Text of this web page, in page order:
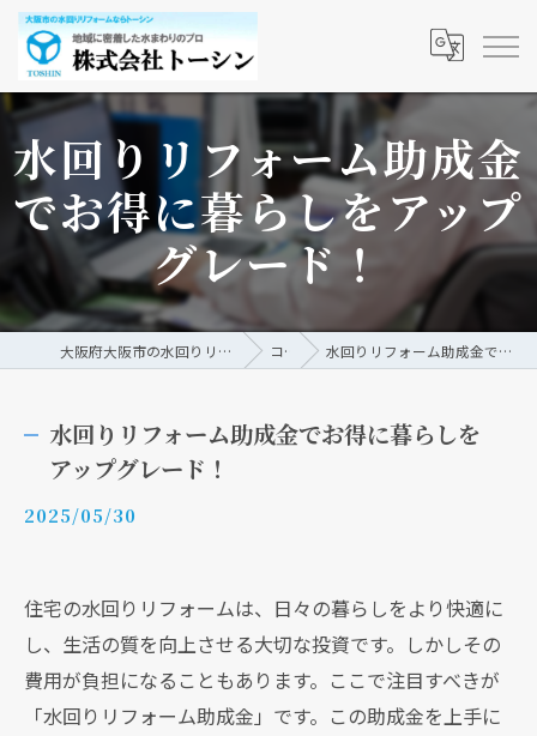
水回りリフォーム助成金
でお得に暮らしをアップ
グレード！
大阪府大阪市の水回りリフォームなら株式会社トーシン コラム 水回りリフォーム助成金でお得に暮らしをアップグレード！
水回りリフォーム助成金でお得に暮らしを
アップグレード！
2025/05/30
住宅の水回りリフォームは、日々の暮らしをより快適に
し、生活の質を向上させる大切な投資です。しかしその
費用が負担になることもあります。ここで注目すべきが
「水回りリフォーム助成金」です。この助成金を上手に